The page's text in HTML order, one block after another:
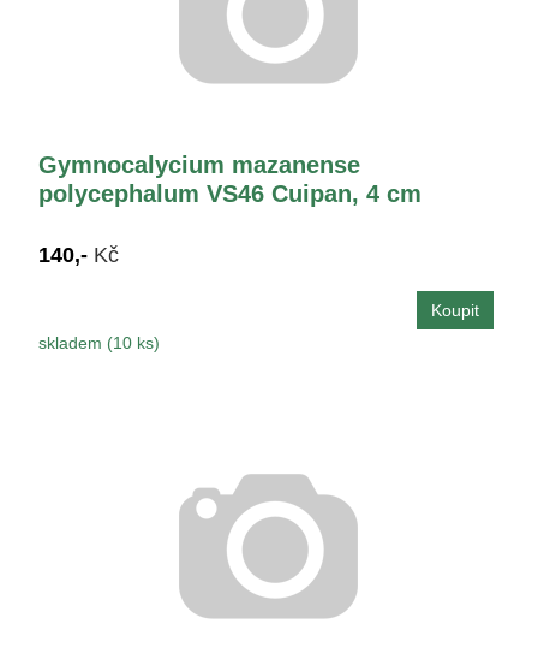
Gymnocalycium mazanense
polycephalum VS46 Cuipan, 4 cm
140,- Kč
skladem (10 ks)